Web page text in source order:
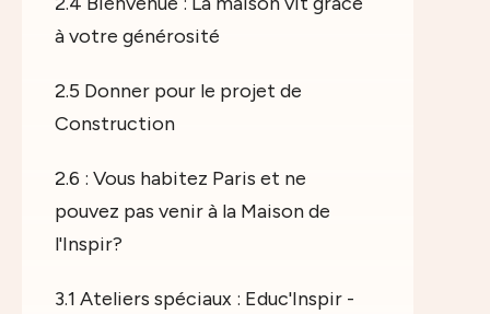
à votre générosité
2.5 Donner pour le projet de
Construction
2.6 : Vous habitez Paris et ne
pouvez pas venir à la Maison de
l'Inspir?
3.1 Ateliers spéciaux : Educ'Inspir -